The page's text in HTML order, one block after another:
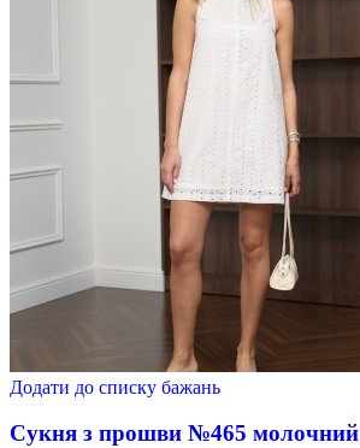
Додати до списку бажань
Сукня з прошви №465 молочний